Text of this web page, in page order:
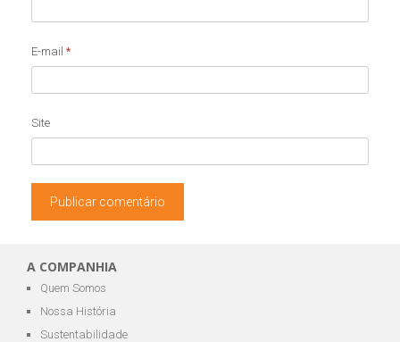
E-mail *
Site
A COMPANHIA
Quem Somos
Nossa História
Sustentabilidade